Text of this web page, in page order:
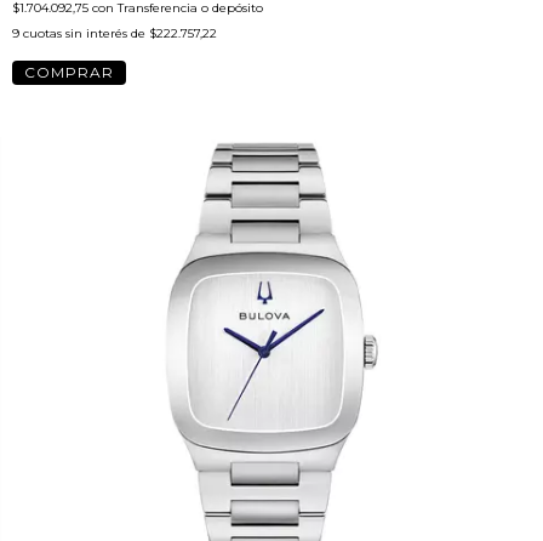
$1.704.092,75 con Transferencia o depósito
9 cuotas sin interés de $222.757,22